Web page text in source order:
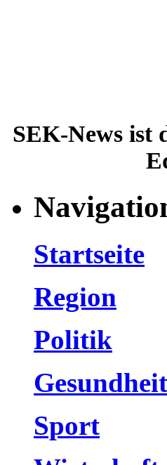
SEK-News ist
Startseite
Region
Politik
Gesundheit
Sport